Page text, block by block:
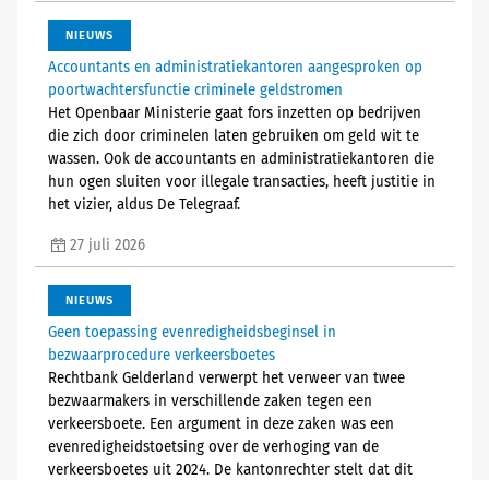
NIEUWS
Accountants en administratiekantoren aangesproken op
poortwachtersfunctie criminele geldstromen
Het Openbaar Ministerie gaat fors inzetten op bedrijven
die zich door criminelen laten gebruiken om geld wit te
wassen. Ook de accountants en administratiekantoren die
hun ogen sluiten voor illegale transacties, heeft justitie in
het vizier, aldus De Telegraaf.
27 juli 2026
NIEUWS
Geen toepassing evenredigheidsbeginsel in
bezwaarprocedure verkeersboetes
Rechtbank Gelderland verwerpt het verweer van twee
bezwaarmakers in verschillende zaken tegen een
verkeersboete. Een argument in deze zaken was een
evenredigheidstoetsing over de verhoging van de
verkeersboetes uit 2024. De kantonrechter stelt dat dit